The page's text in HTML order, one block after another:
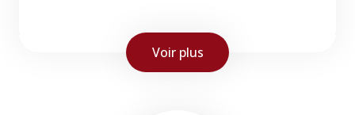
Voir plus